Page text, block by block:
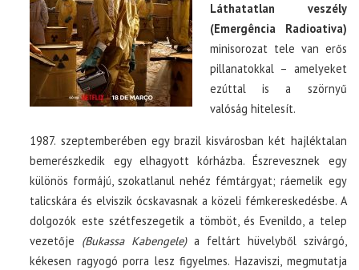
Láthatatlan veszély
(Emergência Radioativa)
minisorozat tele van erős
pillanatokkal – amelyeket
ezúttal is a szörnyű
valóság hitelesít.
1987. szeptemberében egy brazil kisvárosban két hajléktalan
bemerészkedik egy elhagyott kórházba. Észrevesznek egy
különös formájú, szokatlanul nehéz fémtárgyat; ráemelik egy
talicskára és elviszik ócskavasnak a közeli fémkereskedésbe. A
dolgozók este szétfeszegetik a tömböt, és Evenildo, a telep
vezetője (Bukassa Kabengele)a feltárt hüvelyből szivárgó,
kékesen ragyogó porra lesz figyelmes. Hazaviszi, megmutatja